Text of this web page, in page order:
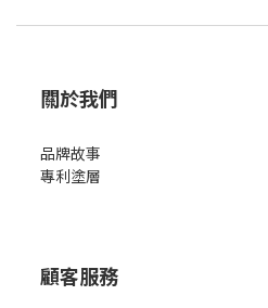
關於我們
品牌故事
專利塗層
顧客服務